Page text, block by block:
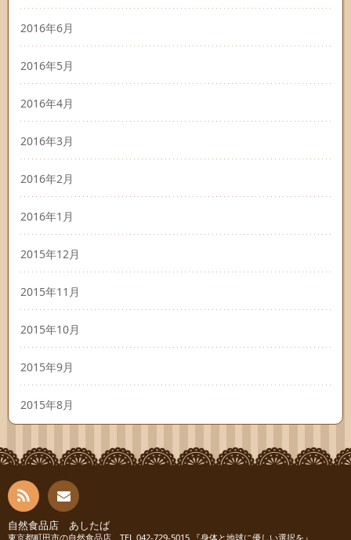
2016年6月
2016年5月
2016年4月
2016年3月
2016年2月
2016年1月
2015年12月
2015年11月
2015年10月
2015年9月
2015年8月
RSS お問
自然食品店 あしたば
東京都町田市の自然食品店 TEL 042-729-5015 『身体と地球に優しい選択を』